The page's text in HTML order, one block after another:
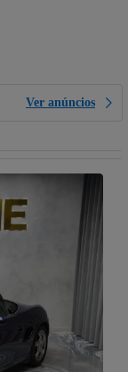
Ver anúncios